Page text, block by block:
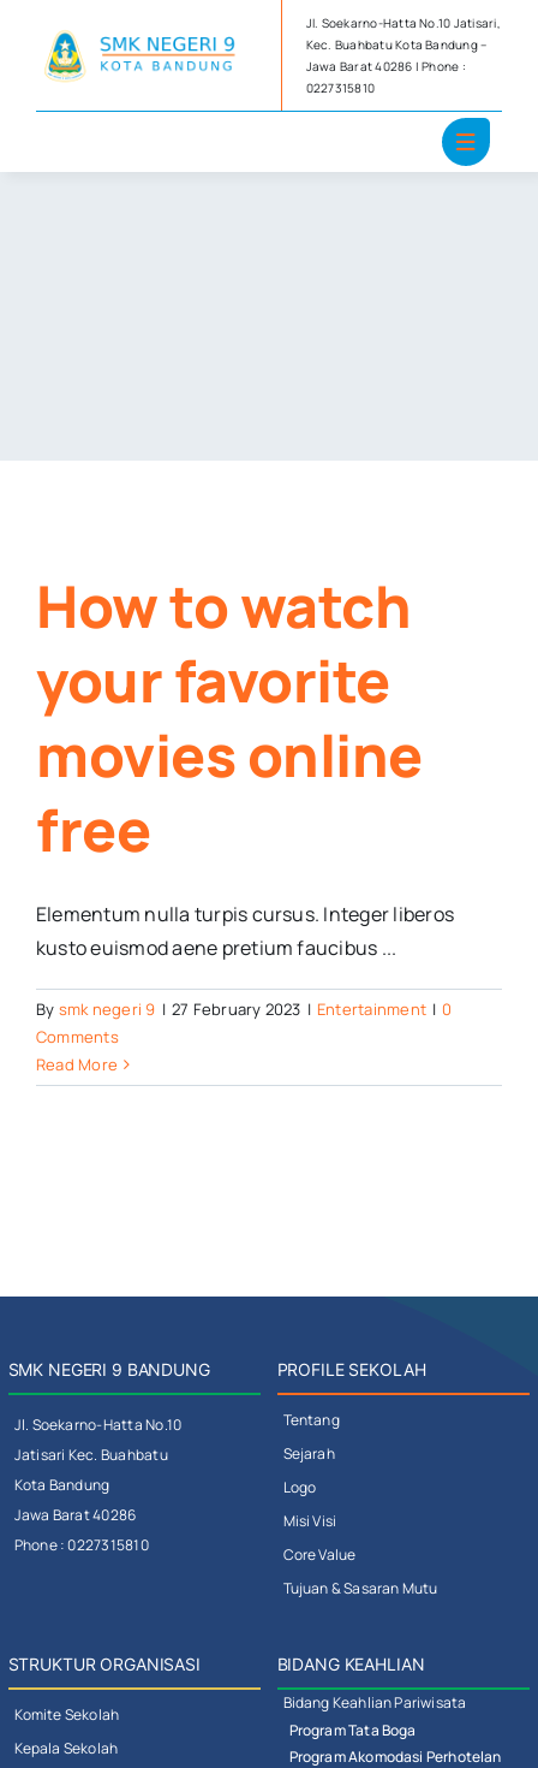
content
Jl. Soekarno-Hatta No.10 Jatisari,
Kec. Buahbatu Kota Bandung –
Jawa Barat 40286 | Phone :
0227315810
How to watch
your favorite
movies online
free
Elementum nulla turpis cursus. Integer liberos
kusto euismod aene pretium faucibus ...
By smk negeri 9 | 27 February 2023 | Entertainment | 0
Comments
Read More
SMK NEGERI 9 BANDUNG
Jl. Soekarno-Hatta No.10
Jatisari Kec. Buahbatu
Kota Bandung
Jawa Barat 40286
Phone : 0227315810
PROFILE SEKOLAH
Tentang
Sejarah
Logo
Misi Visi
Core Value
Tujuan & Sasaran Mutu
STRUKTUR ORGANISASI
Komite Sekolah
Kepala Sekolah
BIDANG KEAHLIAN
Bidang Keahlian Pariwisata
Program Tata Boga
Program Akomodasi Perhotelan